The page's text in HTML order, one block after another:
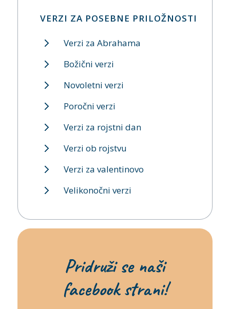
VERZI ZA POSEBNE PRILOŽNOSTI
Verzi za Abrahama
Božični verzi
Novoletni verzi
Poročni verzi
Verzi za rojstni dan
Verzi ob rojstvu
Verzi za valentinovo
Velikonočni verzi
Pridruži se naši
facebook strani!